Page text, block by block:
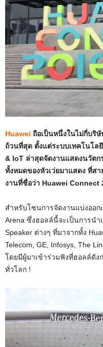
Huawei ถือเป็นหนึ่งในไม่กี่บริ
ถ้วนที่สุด ตั้งแต่ระบบเทคโนโล
& IoT ล่าสุดจัดงานแสดงนวัตก
ทั้งหมดของหัวเว่ยมาแสดง ที่ส
งานที่ชื่อว่า Huawei Connect
สำหรับโซนการจัดงานแบ่งออก
Arena ซึ่งฮอลล์นี้จะเป็นการนำ
Speaker ต่างๆ ที่มาจากทั้ง
Telecom, GE, Infosys, The
โดยมีผู้มาเข้าร่วมฟังที่ฮอลล์ดัง
ทั่วโลก !